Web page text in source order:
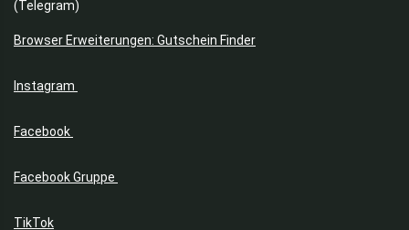
(Telegram)
Browser Erweiterungen: Gutschein Finder
Instagram
Facebook
Facebook Gruppe
TikTok